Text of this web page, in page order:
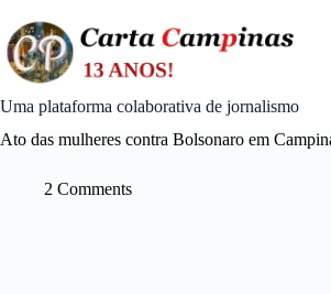
content
Uma plataforma colaborativa de jornalismo
Ato das mulheres contra Bolsonaro em
2 Comments